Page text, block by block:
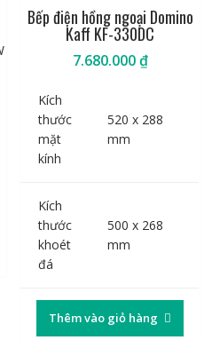
Bếp điện hồng ngoại Domino
Kaff KF-330DC
7.680.000₫
Kích
thước
mặt
kính
520 x 288
mm
Kích
thước
khoét
đá
500 x 268
mm
Thêm vào giỏ hàng